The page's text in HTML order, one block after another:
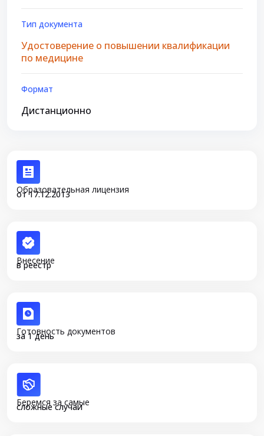
Тип документа
Удостоверение о повышении квалификации
по медицине
Формат
Дистанционно
Образовательная лицензия
от 17.12.2013
Внесение
в реестр
Готовность документов
за 1 день
Беремся за самые
сложные случаи